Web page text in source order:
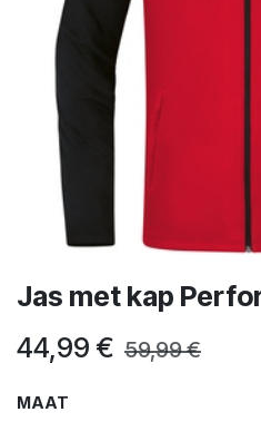
Jas met kap
44,99 € 59,99€
MAAT